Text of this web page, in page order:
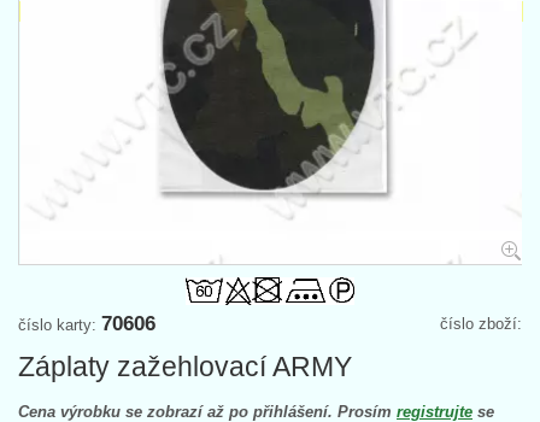
číslo zboží:
číslo karty: 70606
Záplaty zažehlovací ARMY
Cena výrobku se zobrazí až po přihlášení. Prosím registrujte se